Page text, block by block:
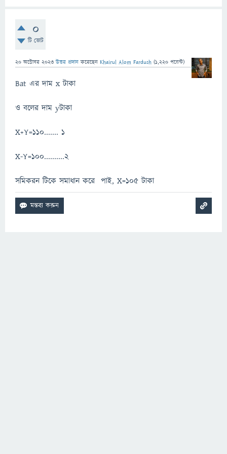
0
টি ভোট
20 অক্টোবর 2023 উত্তর প্রদান করেছেন Khairul Alom Fardush (1,220 পয়েন্ট)
Bat এর দাম x টাকা
ও বলের দাম yটাকা
X+Y=110....... 1
X-Y=100..........2
সমিকরন টিকে সমাধান করে পাই, X=105 টাকা